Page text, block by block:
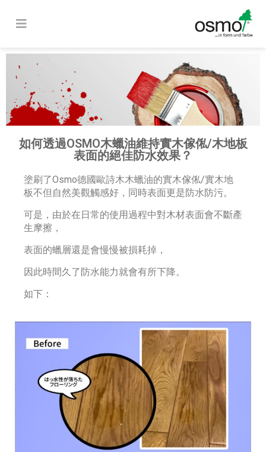
如何透過OSMO木蠟油維持實木傢俬/木地板
表面的絕佳防水效果？
塗刷了Osmo德國歐詩木木蠟油的實木傢俬/實木地
板不但自然美觀觸感好，同時表面更是防水防污。
可是，由於在日常的使用過程中對木材表面會不斷產
生摩擦，
表面的蠟層還是會慢慢被損耗掉，
因此時間久了防水能力就會有所下降。
如下：